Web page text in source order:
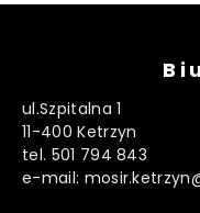
ul.Szpitalna 1
11-400 Ketrzyn
tel. 501 794 843
e-mail: